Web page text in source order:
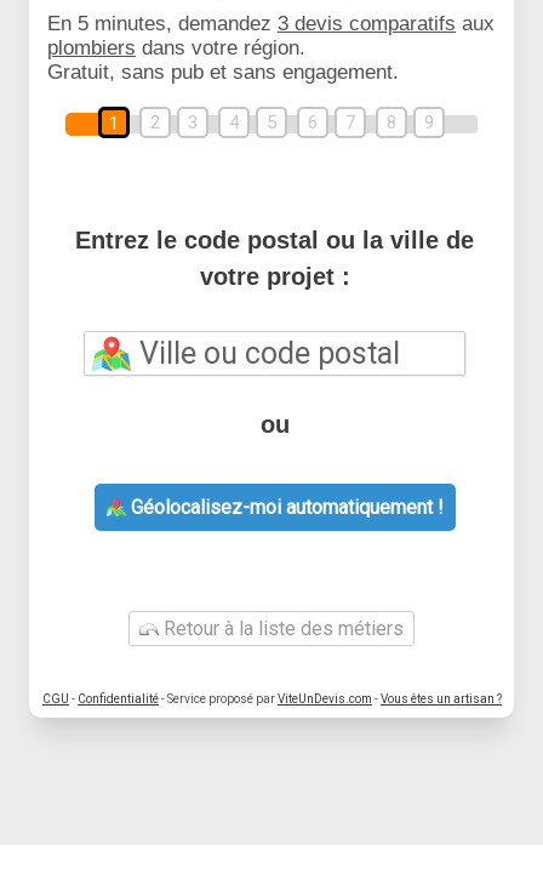
En 5 minutes, demandez 3 devis comparatifs aux
plombiers dans votre région.
Gratuit, sans pub et sans engagement.
1 2 3 4 5 6 7 8 9
Entrez le code postal ou la ville de
votre projet :
ou
Géolocalisez-moi automatiquement !
Retour à la liste des métiers
CGU - Confidentialité- Service proposé parViteUnDevis.com -Vous êtes un artisan ?